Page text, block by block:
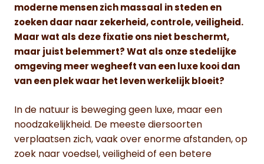
moderne mensen zich massaal in steden en
zoeken daar naar zekerheid, controle, veiligheid.
Maar wat als deze fixatie ons niet beschermt,
maar juist belemmert? Wat als onze stedelijke
omgeving meer wegheeft van een luxe kooi dan
van een plek waar het leven werkelijk bloeit?
In de natuur is beweging geen luxe, maar een
noodzakelijkheid. De meeste diersoorten
verplaatsen zich, vaak over enorme afstanden, op
zoek naar voedsel, veiligheid of een betere